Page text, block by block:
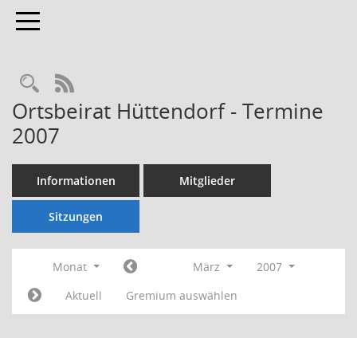
Toggle navigation
Rechercheauswahl
RSS-Feed
Ortsbeirat Hüttendorf - Termine
2007
Informationen Mitglieder
Sitzungen
Monat März
2007
Aktuell
Gremium auswählen